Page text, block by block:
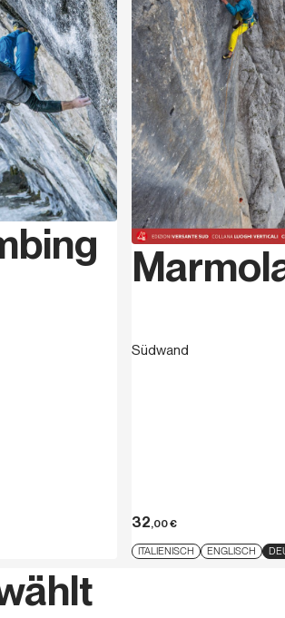
Südwand
32,00€
ITALIENISCH ENGLISCH